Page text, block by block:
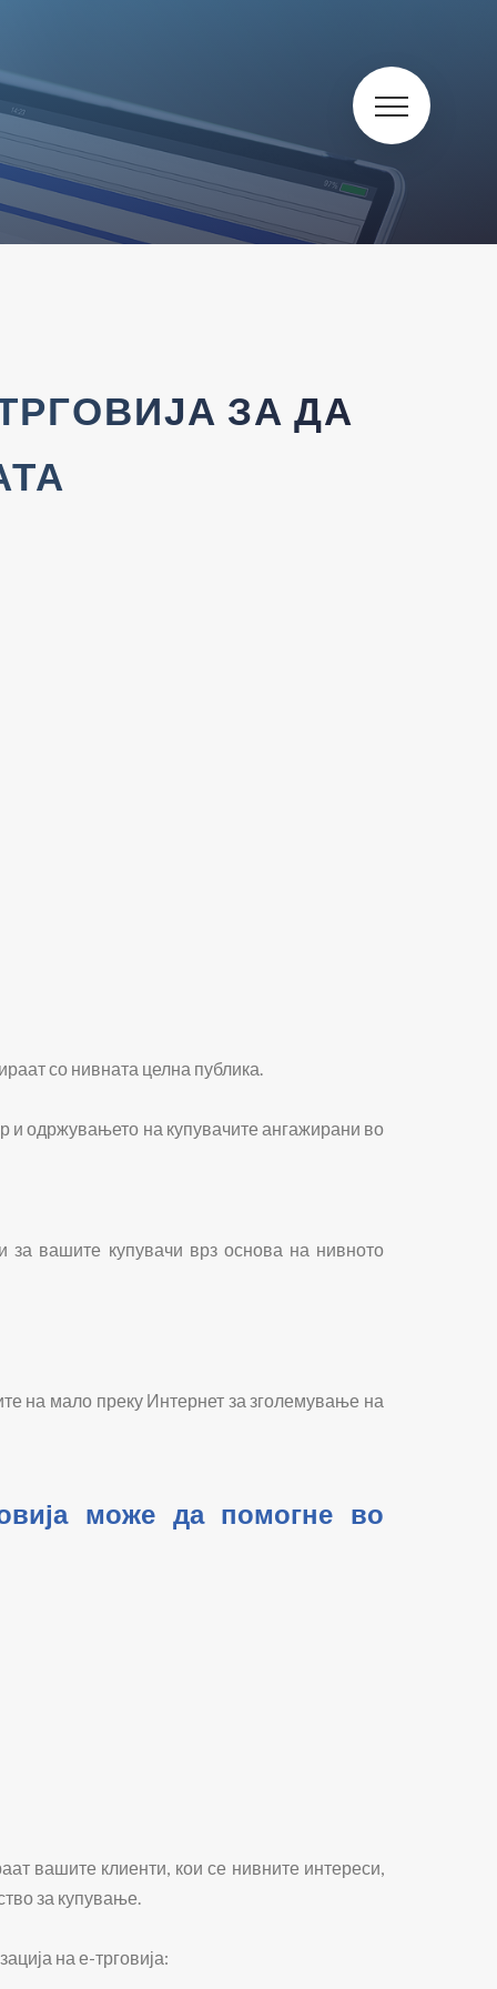
ЗА ДА
со нивната целна публика.
и одржувањето на купувачите ангажирани во
за вашите купувачи врз основа на нивното
на мало преку Интернет за зголемување на
може да помогне во
вашите клиенти, кои се нивните интереси,
за купување.
на е-трговија: